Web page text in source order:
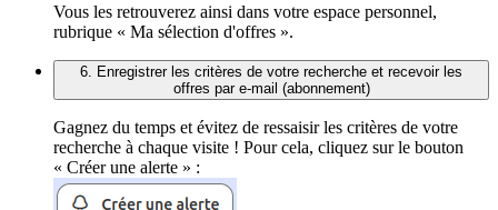
Vous les retrouverez ainsi dans votre espace personnel,
rubrique « Ma sélection d'offres ».
6. Enregistrer les critères de votre recherche et recevoir les
offres par e-mail (abonnement)
Gagnez du temps et évitez de ressaisir les critères de votre
recherche à chaque visite ! Pour cela, cliquez sur le bouton
« Créer une alerte » :